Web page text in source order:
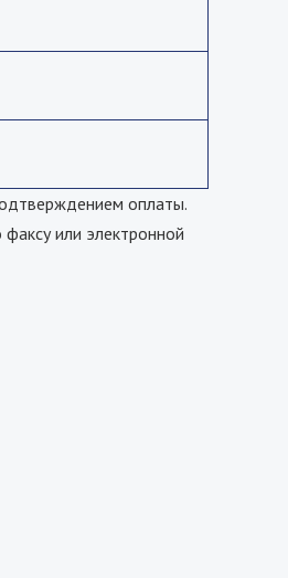
оплаты.
или электронной